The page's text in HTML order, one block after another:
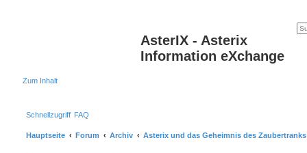
AsterIX - Asterix
Information eXchange
Zum Inhalt
Schnellzugriff FAQ
Hauptseite Forum Archiv Asterix und das Geheimnis des Zaubertranks